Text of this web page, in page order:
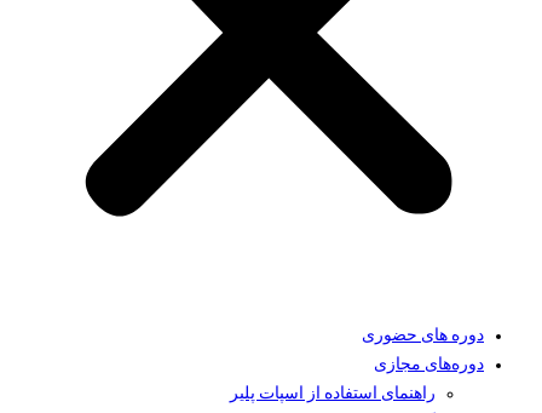
دوره های حضوری
دوره‌های مجازی
راهنمای استفاده از اسپات پلیر